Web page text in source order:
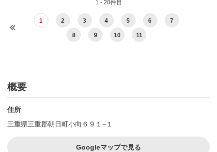
1 - 20件目
1 2 3 4 5 6 7
8 9 10 11
概要
住所
三重県三重郡朝日町小向６９１−１
Googleマップで見る